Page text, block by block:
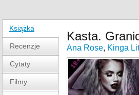
Książka
Recenzje
Cytaty
Filmy
Kasta.
Ana Rose, Kinga